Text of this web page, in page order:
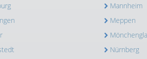
Mannheim
Meppen
Nürnberg